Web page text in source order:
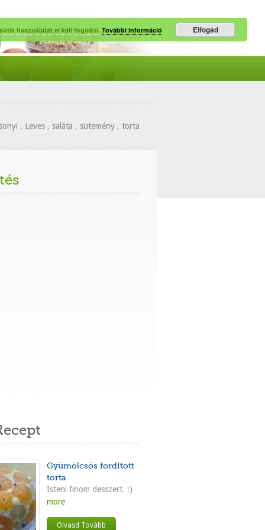
, Leves , saláta , sütemény , torta
Gyümölcsös fordított
torta
Isteni finom desszert. :)
more
Olvasd Tovább
használatát el kell fogadni. További információ Elfogad